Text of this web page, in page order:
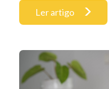
Ler artigo